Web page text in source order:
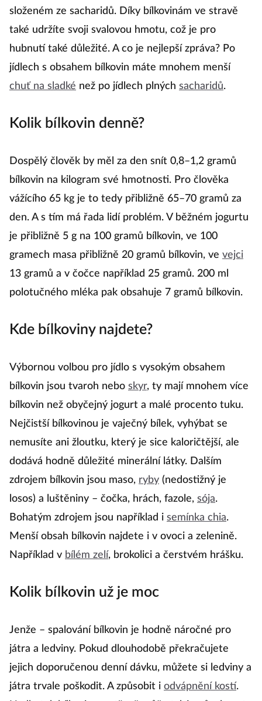
složeném ze sacharidů. Díky bílkovinám ve stravě
také udržíte svoji svalovou hmotu, což je pro
hubnutí také důležité. A co je nejlepší zpráva? Po
jídlech s obsahem bílkovin máte mnohem menší
chuť na sladké než po jídlech plných sacharidů.
Kolik bílkovin denně?
Dospělý člověk by měl za den snít 0,8–1,2 gramů
bílkovin na kilogram své hmotnosti. Pro člověka
vážícího 65 kg je to tedy přibližně 65–70 gramů za
den. A s tím má řada lidí problém. V běžném jogurtu
je přibližně 5 g na 100 gramů bílkovin, ve 100
gramech masa přibližně 20 gramů bílkovin, ve vejci
13 gramů a v čočce například 25 gramů. 200 ml
polotučného mléka pak obsahuje 7 gramů bílkovin.
Kde bílkoviny najdete?
Výbornou volbou pro jídlo s vysokým obsahem
bílkovin jsou tvaroh nebo skyr, ty mají mnohem více
bílkovin než obyčejný jogurt a malé procento tuku.
Nejčistší bílkovinou je vaječný bílek, vyhýbat se
nemusíte ani žloutku, který je sice kaloričtější, ale
dodává hodně důležité minerální látky. Dalším
zdrojem bílkovin jsou maso, ryby (nedostižný je
losos) a luštěniny – čočka, hrách, fazole, sója.
Bohatým zdrojem jsou například i semínka chia.
Menší obsah bílkovin najdete i v ovoci a zelenině.
Například v bílém zelí, brokolici a čerstvém hrášku.
Kolik bílkovin už je moc
Jenže – spalování bílkovin je hodně náročné pro
játra a ledviny. Pokud dlouhodobě překračujete
jejich doporučenou denní dávku, můžete si ledviny a
játra trvale poškodit. A způsobit i odvápnění kostí.